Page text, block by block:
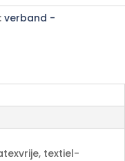
verband -
textiel-